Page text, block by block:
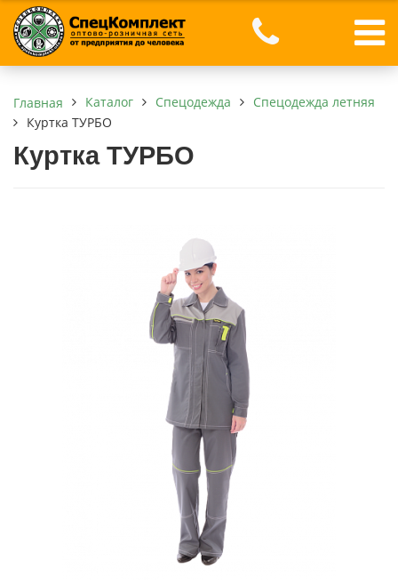
Главная Каталог Спецодежда
Спецодежда летняя
Куртка ТУРБО
Куртка ТУРБО